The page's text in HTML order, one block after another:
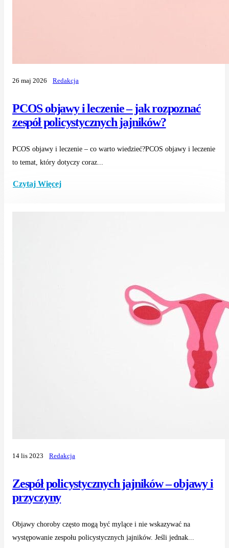
PCOS objawy i leczenie – jak rozpoznać
zespół policystycznych jajników?
26 maj 2026 Redakcja
PCOS objawy i leczenie – co warto wiedzieć?PCOS objawy i leczenie
to temat, który dotyczy coraz...
Czytaj Więcej
Zespół policystycznych jajników – objawy i
przyczyny
14 lis 2023 Redakcja
Objawy choroby często mogą być mylące i nie wskazywać na
występowanie zespołu policystycznych jajników. Jeśli jednak...